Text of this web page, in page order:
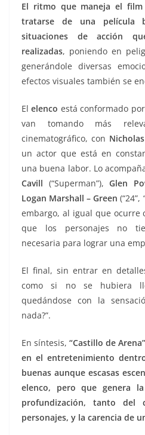
El ritmo que maneja el
tratarse de una película
situaciones de acción
realizadas, poniendo en
generándole diversas
efectos visuales también se
Elelenco está conformado
van tomando más
cinematográfico, con
un actor que está en
una buena labor. Lo
Cavill (“Superman”),Glen
Logan Marshall – Green
embargo, al igual que ocurre
que los personajes no
necesaria para lograr una
El final, sin entrar en
como si no se hubiera
quedándose con la
nada?”.
En síntesis,“Castillo de
en el entretenimiento
buenas aunque escasas
elenco, pero que genera
profundización, tanto del
personajes, y la carencia de